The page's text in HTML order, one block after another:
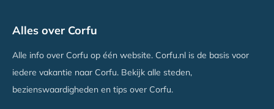
Alles over Corfu
Alle info over Corfu op één website. Corfu.nl is de basis voor
iedere vakantie naar Corfu. Bekijk alle steden,
bezienswaardigheden en tips over Corfu.